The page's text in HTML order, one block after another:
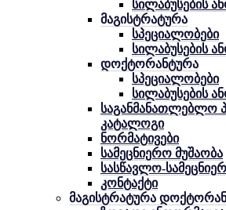
სილაბუსების
მაგისტრატურა
სპეციალობები
სილაბუსების
დოქტორანტურა
სპეციალობები
სილაბუსების
საგანმანათლებლო
კატალოგი
ნორმატივები
სამეცნიერო მუშაობა
სასწავლო-
კონტაქტი
მაგისტრატურა